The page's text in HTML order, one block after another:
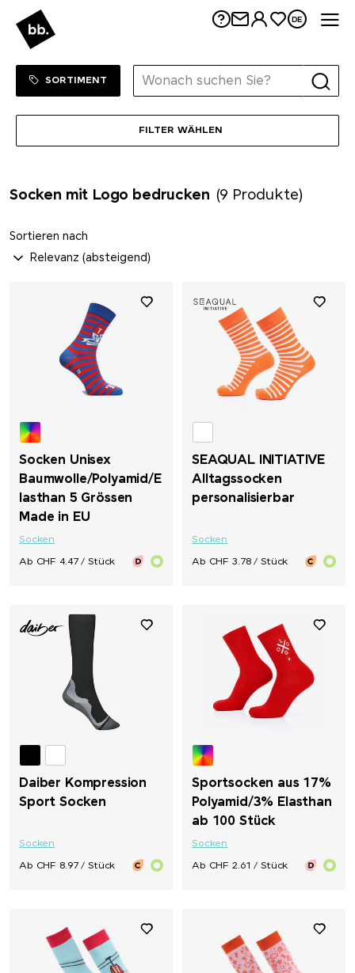
DE
ZUM SHOP
SORTIMENT
Socken mit Logo bedrucken (9 Produkte)
FILTER WÄHLEN
Sortieren nach
Socken Unisex
Baumwolle/Polyamid/E
lasthan 5 Grössen
Made in EU
Socken
Ab CHF 4.47 / Stück
SEAQUAL INITIATIVE
Alltagssocken
personalisierbar
Socken
Ab CHF 3.78 / Stück
Daiber Kompression
Sport Socken
Socken
Ab CHF 8.97 / Stück
Sportsocken aus 17%
Polyamid/3% Elasthan
ab 100 Stück
Socken
Ab CHF 2.61 / Stück